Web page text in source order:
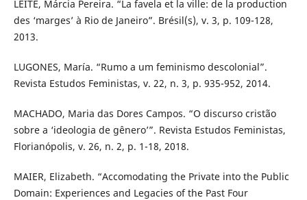
LEITE, Márcia Pereira. “La favela et la ville: de la production
des ‘marges’ à Rio de Janeiro”. Brésil(s), v. 3, p. 109-128,
2013.
LUGONES, María. “Rumo a um feminismo descolonial”.
Revista Estudos Feministas, v. 22, n. 3, p. 935-952, 2014.
MACHADO, Maria das Dores Campos. “O discurso cristão
sobre a ‘ideologia de gênero’”. Revista Estudos Feministas,
Florianópolis, v. 26, n. 2, p. 1-18, 2018.
MAIER, Elizabeth. “Accomodating the Private into the Public
Domain: Experiences and Legacies of the Past Four